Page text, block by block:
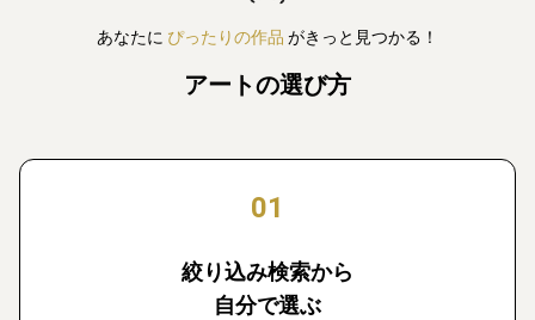
あなたに ぴったりの作品 がきっと見つかる！
アートの選び方
01
絞り込み検索から
自分で選ぶ